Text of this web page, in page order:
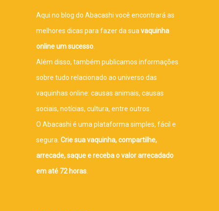
Aqui no blog do Abacashi você encontrará as
melhores dicas para fazer da suavaquinha
online um sucesso.
Além disso, também publicamos informações
sobre tudo relacionado ao universo das
vaquinhas online: causas animais, causas
sociais, notícias, cultura, entre outros.
O Abacashi é uma plataforma simples, fácil e
segura. Crie sua vaquinha, compartilhe,
arrecade, saque e receba o valor arrecadado
em até 72 horas.